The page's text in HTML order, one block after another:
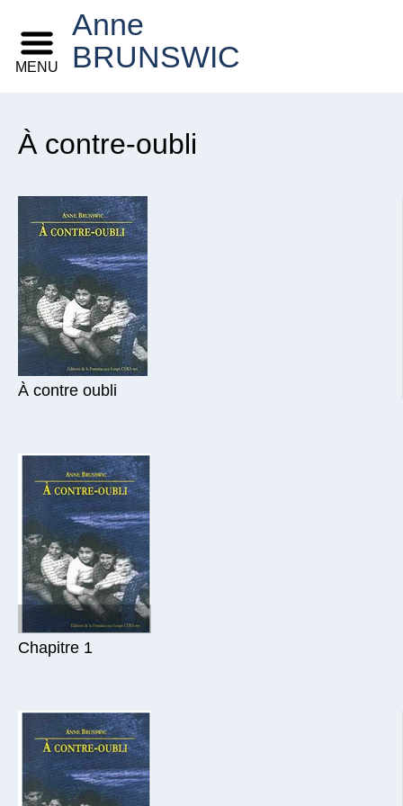
Anne
BRUNSWIC
MENU
À contre-oubli
À contre oubli
Chapitre 1